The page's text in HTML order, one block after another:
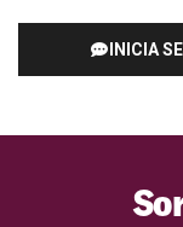
INICIA